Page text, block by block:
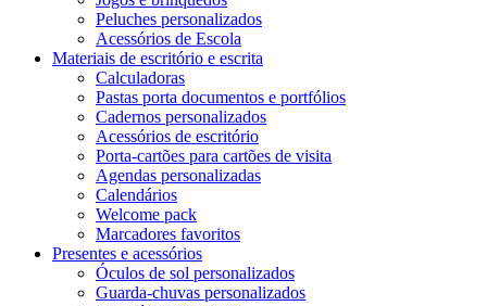
Peluches personalizados
Acessórios de Escola
Materiais de escritório e escrita
Calculadoras
Pastas porta documentos e portfólios
Cadernos personalizados
Acessórios de escritório
Porta-cartões para cartões de visita
Agendas personalizadas
Calendários
Welcome pack
Marcadores favoritos
Presentes e acessórios
Óculos de sol personalizados
Guarda-chuvas personalizados